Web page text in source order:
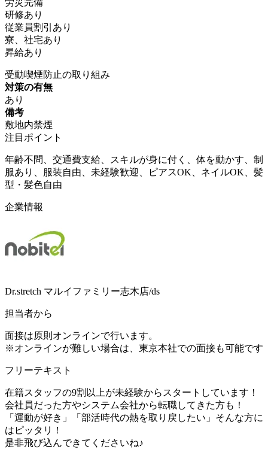
研修あり
従業員割引あり
寮、社宅あり
昇給あり
受動喫煙防止の取り組み
対策の有無
あり
備考
敷地内禁煙
注目ポイント
年齢不問、交通費支給、スキルが身に付く、体を動かす、制
服あり、服装自由、未経験歓迎、ピアスOK、ネイルOK、髪
型・髪色自由
企業情報
Dr.stretch マルイファミリー志木店/ds
担当者から
面接は原則オンラインで行います。
※オンラインが難しい場合は、東京本社での面接も可能です
フリーテキスト
在籍スタッフの9割以上が未経験からスタートしています！
会社員だった方やシステム会社から転職してきた方も！
「運動が好き」「部活時代の熱を取り戻したい」そんな方に
はピッタリ！
是非飛び込んできてくださいね♪